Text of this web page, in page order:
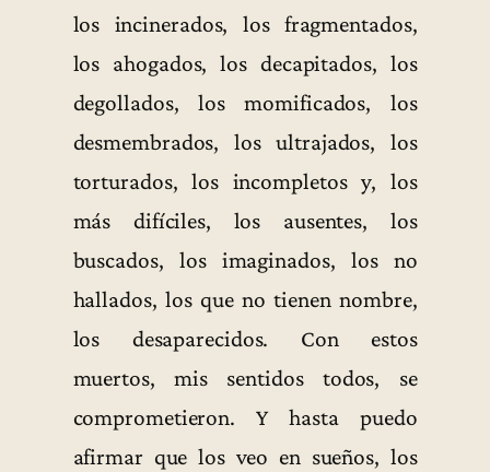
los incinerados, los fragmentados,
los ahogados, los decapitados, los
degollados, los momificados, los
desmembrados, los ultrajados, los
torturados, los incompletos y, los
más difíciles, los ausentes, los
buscados, los imaginados, los no
hallados, los que no tienen nombre,
los desaparecidos. Con estos
muertos, mis sentidos todos, se
comprometieron. Y hasta puedo
afirmar que los veo en sueños, los